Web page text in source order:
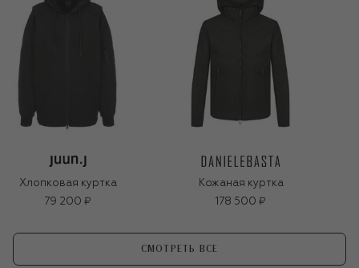
Хлопковая куртка
79 200 ₽
Кожаная куртка
178 500 ₽
СМОТРЕТЬ ВСЕ